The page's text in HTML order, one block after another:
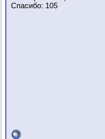
Спасибо: 105